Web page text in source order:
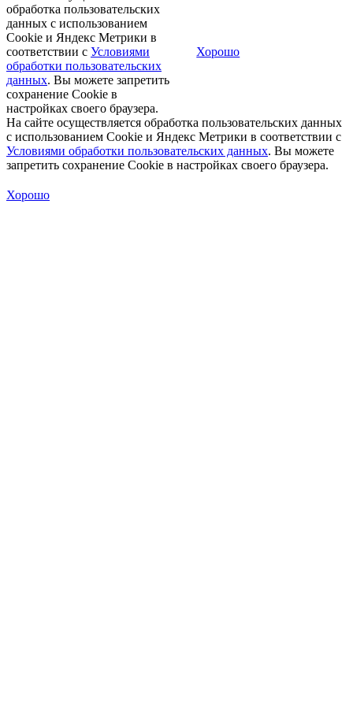
обработка пользовательских
данных с использованием
Cookie и Яндекс Метрики в
соответствии с Условиями
обработки пользовательских
данных. Вы можете запретить
сохранение Cookie в
настройках своего браузера.
Хорошо
На сайте осуществляется обработка пользовательских данных
с использованием Cookie и Яндекс Метрики в соответствии с
Условиями обработки пользовательских данных. Вы можете
запретить сохранение Cookie в настройках своего браузера.
Хорошо